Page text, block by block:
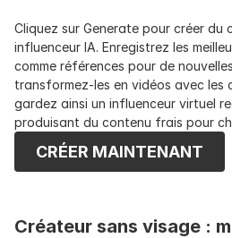
Cliquez sur Generate pour créer du
influenceur IA. Enregistrez les
comme références pour de
transformez-les en vidéos avec les
gardez ainsi un influenceur virtuel
produisant du contenu frais pour
CRÉER MAINTENANT
Créateur sans visage :